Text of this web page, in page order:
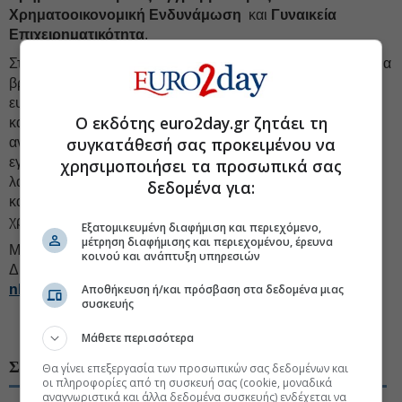
Χρηματοοικονομική Ενδυνάμωση και Γυναικεία
Επιχειρηματικότητα.
Στο πλαίσιο του 15
Διαγωνισμού οι 3 πρώτες ιδέες που θα
βραβευθούν θα λάβουν τα ποσά των 20.000 ευρώ, 12.000
ευρώ και 8.000 ευρώ αντίστοιχα, ενώ όσον αφορά τις
κατηγορίες των ειδικών βραβείωνέως 5 νικητέςπου θα
αναδειχθούν στην κατηγορία του Χρηματοοικονομικού
εγγραμματισμού & Χρηματοοικονομικής Ενδυνάμωσης θα
λάβουν συνολικά έως €10.000 καιένας νικητής
κατηγορία Γυναικεία Επιχειρηματικότητα θα λάβει το
χρηματικό ποσό των €4.000.
Μπορείτε να υποβάλετε την πρότασή σας στον 15ο
Διαγωνισμό Καινοτομίας & Τεχνολογίας στο
nbg
gr/competition
#Εθνική τράπεζα
ΣΧΕΤΙΚΑ ΘΕΜΑΤΑ
Ο εκδότης euro2day.gr ζητάει τη
συγκατάθεσή σας προκειμένου να
χρησιμοποιήσει τα προσωπικά σας
δεδομένα για:
Εξατομικευμένη διαφήμιση και περιεχόμενο,
μέτρηση διαφήμισης και περιεχομένου, έρευνα
κοινού και ανάπτυξη υπηρεσιών
Αποθήκευση ή/και πρόσβαση στα δεδομένα μιας
συσκευής
Μάθετε περισσότερα
Θα γίνει επεξεργασία των προσωπικών σας δεδομένων και
οι πληροφορίες από τη συσκευή σας (cookie, μοναδικά
αναγνωριστικά και άλλα δεδομένα συσκευής) ενδέχεται να